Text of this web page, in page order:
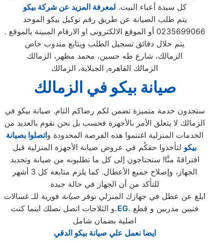
كل سيدة أعباء البيت. لمعرفة المزيد عن شركة بيكو
يتم طلب الصيانة عن طريق رقم توكيل بيكو الموحد
0235699066 أو الموقع الالكترونى او الارقام المبينة بالموقع .
يتم خلال دقائق تسجيل الطلب ويتابع مندوب خاص
الزمالك، شارع طه حسين، محمد مظهر، الزمالك
الزمالك القاهره, الجبلاية، الزمالك
صيانة بيكو في الزمالك
ستجدون خدمة متميزة تضمن لكم رضاكم التام. صيانة بيكو في
الزمالك لا يتعلق الأمر بالأجهزة فحسب بل نحن نقوم بالعديد من
الخدمات المنزلية اغتنموا هذه الفرصة المحدودة واتصلوا بصيانة
بيكو لتأخذوا حقكُم في عروض صيانة الأجهزة المنزلية قبل
افتراقهُ منَّا! ستحتاجون إلى كل ما تطلبونه من صيانة وتجديد
الجهاز، وإصلاح جميع الأعطال. كما يلزم متابعة كل 3 أشهر
للتأكد من أن الجهاز في حالة جيدة
ابلغ عن عطل في جهازك المنزلي نوفر صيانة فورية للـ غسالات
و الثلاجات اتصل نصلك اينما كنت.EG.
اصلية بضمان شامل
ايضا نعمل علي صيانة بيكو الدقي